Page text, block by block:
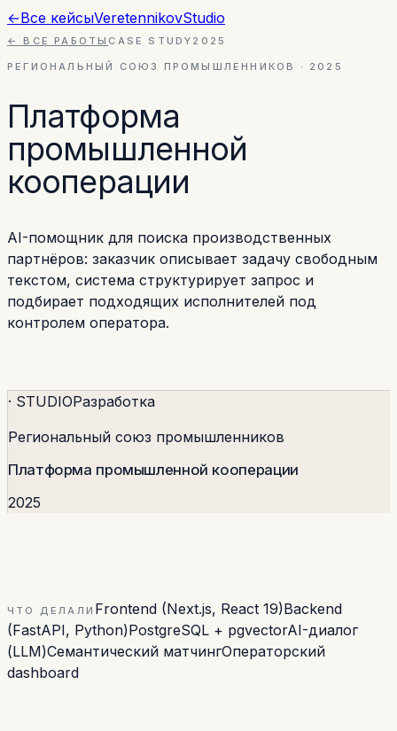
←Все кейсыVeretennikovStudio
← ВСЕ РАБОТЫ CASE STUDY 2025
РЕГИОНАЛЬНЫЙ СОЮЗ ПРОМЫШЛЕННИКОВ · 2025
Платформа
промышленной
кооперации
AI-помощник для поиска производственных
партнёров: заказчик описывает задачу свободным
текстом, система структурирует запрос и
подбирает подходящих исполнителей под
контролем оператора.
· STUDIOРазработка
Региональный союз промышленников
Платформа промышленной кооперации
2025
ЧТО ДЕЛАЛИ Frontend (Next.js, React 19)Backend
(FastAPI, Python)PostgreSQL + pgvectorAI-диалог
(LLM)Семантический матчингОператорский
dashboard